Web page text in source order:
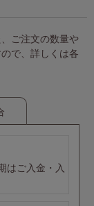
ご注文の数量や
で、詳しくは各
はご入金・入